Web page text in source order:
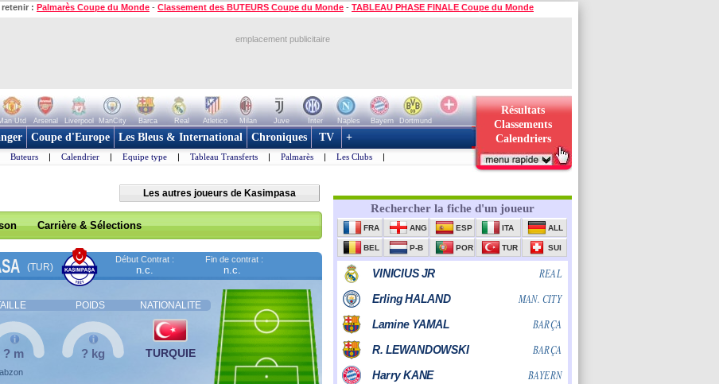
retenir : Palmarès Coupe du Monde - Classement des BUTEURS Coupe du Monde - TABLEAU PHASE FINALE Coupe du Monde
emplacement publicitaire
Utd Arsenal Liverpool ManCity Barca Real Atletico Milan Juve Inter Naples Bayern
Dortmund
Résultats
Classements
Calendriers
Coupe d'Europe Les Bleus & International Chroniques TV +
Buteurs | Calendrier | Equipe type | Tableau Transferts | Palmarès | Les Clubs |
Les autres joueurs de Kasimpasa
Carrière & Sélections
(TUR)
Début Contrat :
n.c.
Fin de contrat :
n.c.
POIDS NATIONALITE
? m ? kg TURQUIE